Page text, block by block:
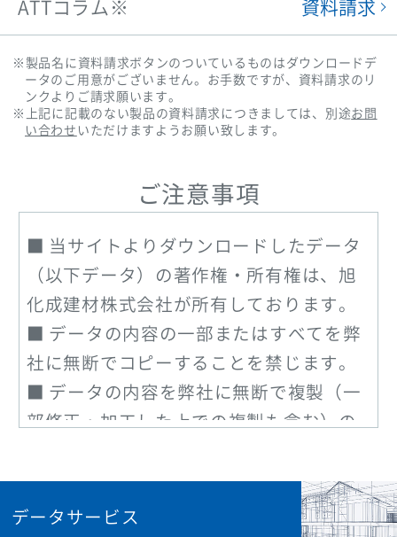
ATTコラム※ 資料請求
※製品名に資料請求ボタンのついているものはダウンロードデ
ータのご用意がございません。お手数ですが、資料請求のリ
ンクよりご請求願います。
※上記に記載のない製品の資料請求につきましては、別途お問
い合わせ いただけますようお願い致します。
ご注意事項
当サイトよりダウンロードしたデータ
（以下データ）の著作権・所有権は、旭
化成建材株式会社が所有しております。
データの内容の一部またはすべてを弊
社に無断でコピーすることを禁じます。
データの内容を弊社に無断で複製（一
部修正・加工した上での複製も含む）の
ることを禁じます。
データを利用して作成された図面に対
データサービス